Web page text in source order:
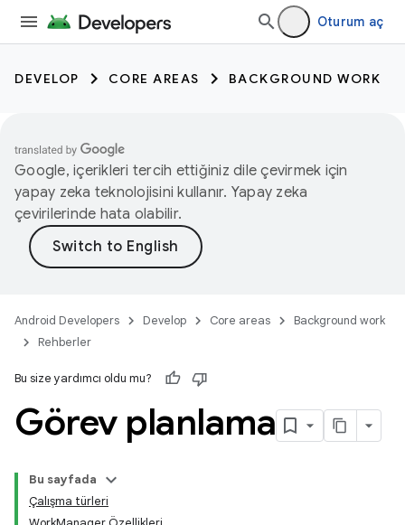
Oturum aç
DEVELOP CORE AREAS BACKGROUND WORK
Google, içerikleri tercih ettiğiniz dile çevirmek için
yapay zeka teknolojisini kullanır. Yapay zeka
çevirilerinde hata olabilir.
Android Developers Develop Core areas
Background work
Rehberler
Bu size yardımcı oldu mu?
Görev planlama
Bu sayfada
Çalışma türleri